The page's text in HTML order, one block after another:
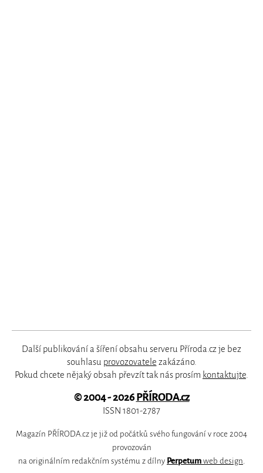
Další publikování a šíření obsahu serveru Příroda.cz je bez
souhlasu provozovatele zakázáno.
Pokud chcete nějaký obsah převzít tak nás prosím kontaktujte.
© 2004 - 2026PŘÍRODA.cz
ISSN 1801-2787
Magazín PŘÍRODA.cz je již od počátků svého fungování v roce 2004
provozován
na originálním redakčním systému z dílny Perpetum web design